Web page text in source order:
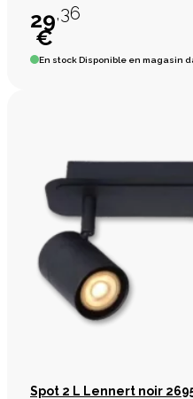
29,36
€
En stockDisponible en magasin
Spot 2 L Lennert noir